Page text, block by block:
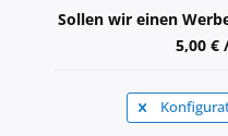
Sollen wir einen
5,00 €